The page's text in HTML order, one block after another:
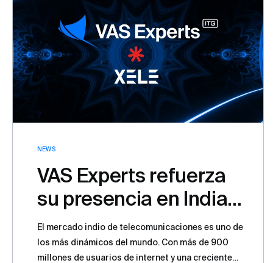
NEWS
VAS Experts refuerza
su presencia en India
con la alianza con
XELE Labs LLP
El mercado indio de telecomunicaciones es uno de
los más dinámicos del mundo. Con más de 900
millones de usuarios de internet y una creciente